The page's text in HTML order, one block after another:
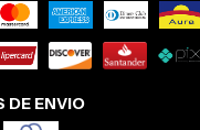
DE ENVIO